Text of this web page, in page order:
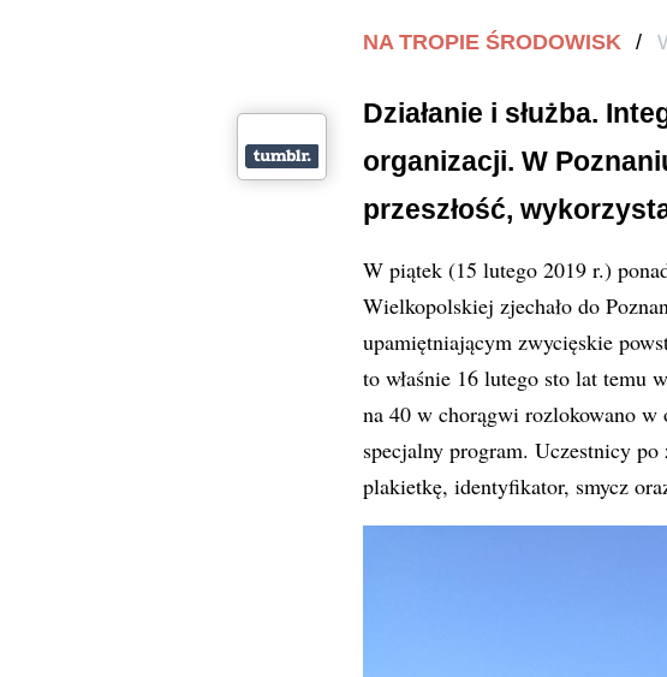
NA TROPIE ŚRODOWISK /
Działanie i służba.
organizacji. W
przeszłość,
W piątek (15 lutego 2019 r.)
Wielkopolskiej zjechało do
upamiętniającym zwycięskie
to właśnie 16 lutego sto lat temu
na 40 w chorągwi rozlokowano w
specjalny program. Uczestnicy
plakietkę, identyfikator, smycz